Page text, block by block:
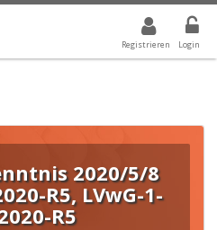
Registrieren Login
WERT IST ALLE
2020/5/8
R5, LVwG-1-
R5